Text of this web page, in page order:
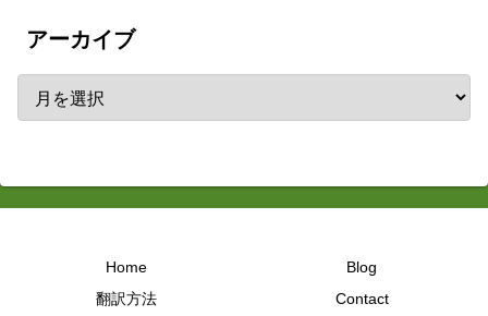
アーカイブ
Home
Blog
翻訳方法
Contact